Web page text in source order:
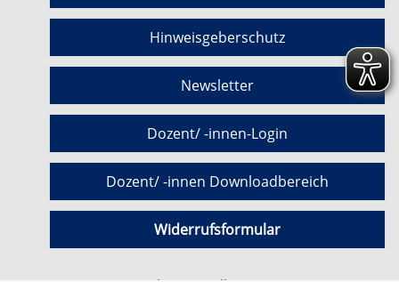
Hinweisgeberschutz
Newsletter
Dozent/ -innen-Login
Dozent/ -innen Downloadbereich
Widerrufsformular